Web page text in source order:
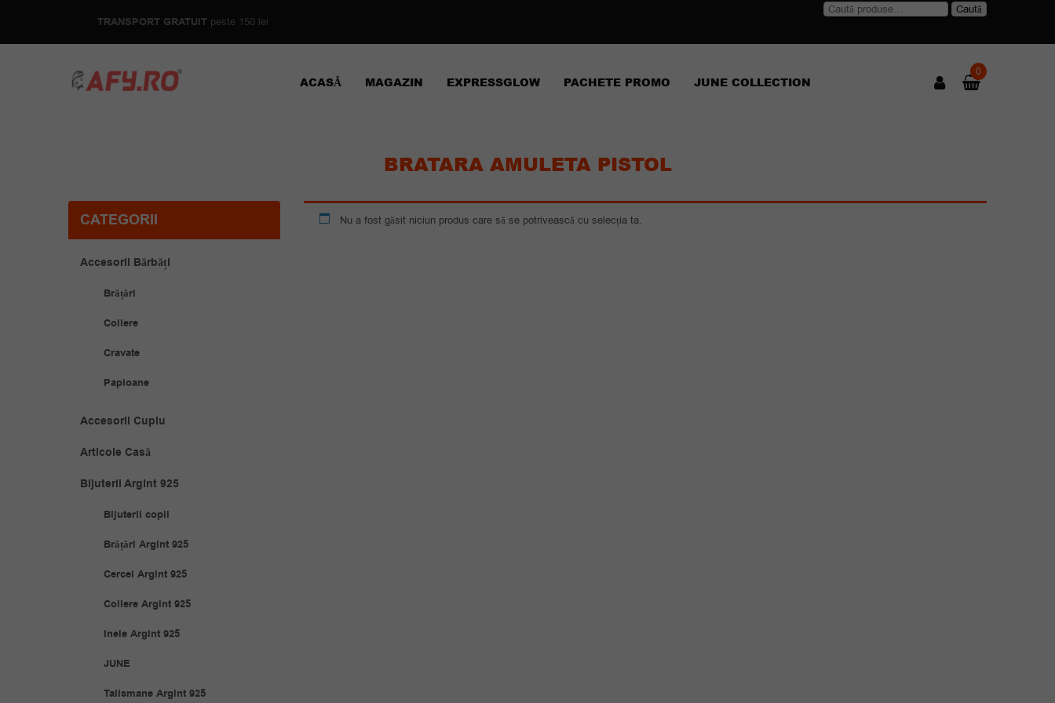
TRANSPORT GRATUIT peste 150 lei
Caută
Caută
ACASĂ MAGAZIN EXPRESSGLOW PACHETE PROMO JUNE COLLECTION
0
BRATARA AMULETA PISTOL
Nu a fost găsit niciun produs care să se potrivească cu selecția ta.
CATEGORII
Accesorii Bărbăți
Brățări
Coliere
Cravate
Papioane
Accesorii Cuplu
Articole Casă
Bijuterii Argint 925
Bijuterii copii
Brățări Argint 925
Cercei Argint 925
Coliere Argint 925
Inele Argint 925
JUNE
Talismane Argint 925